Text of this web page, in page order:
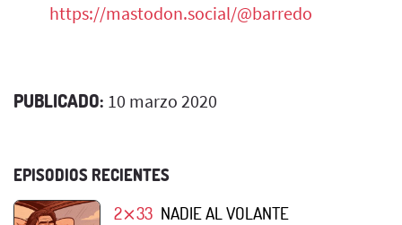
https://mastodon.social/@barredo
PUBLICADO: 10 marzo 2020
EPISODIOS RECIENTES
2⨯33 NADIE AL VOLANTE